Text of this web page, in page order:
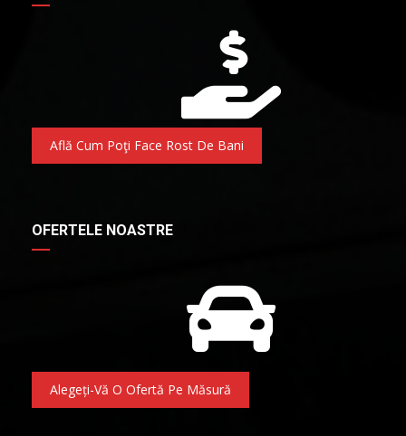
Află Cum Poţi Face Rost De Bani
OFERTELE NOASTRE
Alegeți-Vă O Ofertă Pe Măsură